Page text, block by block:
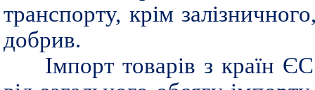
транспорту, крім
добрив.
Імпорт товарів з країн